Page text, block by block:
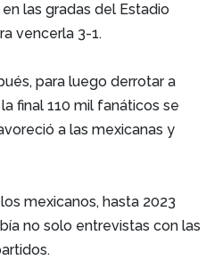
las gradas del Estadio
vencerla 3-1.
para luego derrotar a
final 110 mil fanáticos se
a las mexicanas y
mexicanos, hasta 2023
no solo entrevistas con las